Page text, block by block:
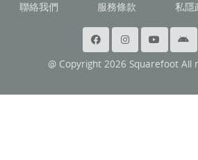
聯絡我們 服務條款 私隱
@ Copyright 2026 Squarefoot All